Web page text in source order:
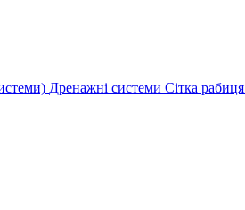
Дренажні системи Сітка рабиця